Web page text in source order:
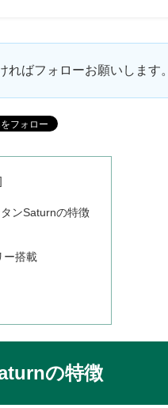
ばフォローお願いします。
ンSaturnの特徴
ー搭載
の特徴